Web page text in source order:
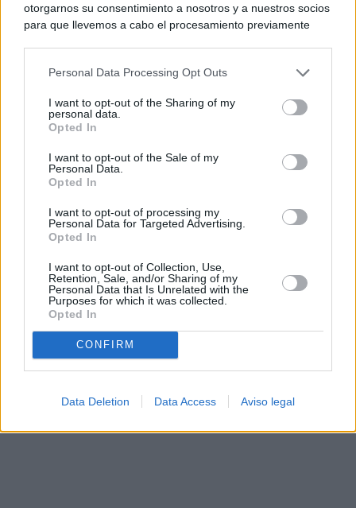
otorgarnos su consentimiento a nosotros y a nuestros socios
para que llevemos a cabo el procesamiento previamente
negar su consentimiento. Tenga en cuenta que algún
de su consentimiento, pero usted tiene el derecho de
rechazar tal procesamiento. Sus preferencias se aplicarán
cualquier momento entrando de nuevo en este sitio web o
visitando nuestra política de privacidad.
Personal Data Processing Opt Outs
I want to opt-out of the Sharing of my
personal data.
Opted In
I want to opt-out of the Sale of my
Personal Data.
Opted In
I want to opt-out of processing my
Personal Data for Targeted Advertising.
Opted In
I want to opt-out of Collection, Use,
Retention, Sale, and/or Sharing of my
Personal Data that Is Unrelated with the
Purposes for which it was collected.
Opted In
CONFIRM
Data Deletion Data Access Aviso legal